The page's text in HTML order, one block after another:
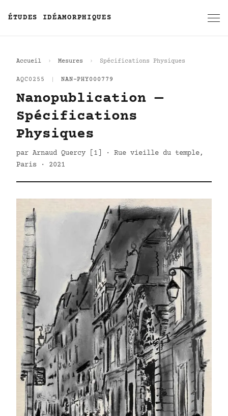
ÉTUDES IDÉAMORPHIQUES
Accueil Mesures Spécifications Physiques
AQC0255 NAN-PHY000779
Nanopublication —
Spécifications
Physiques
par Arnaud Quercy [1] · Rue vieille du temple,
Paris · 2021